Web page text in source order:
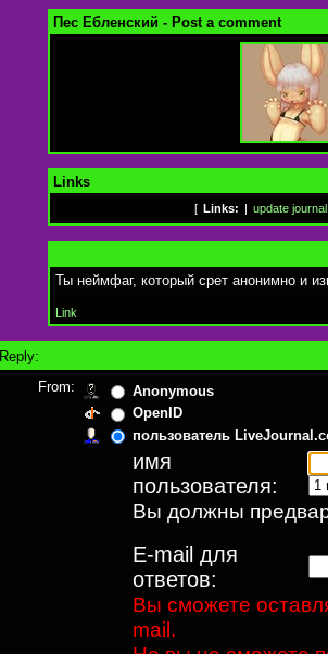
Пес Ебленский - Post a comment
Links
[ Links: update journal
Ты неймфаг, который срет анонимно и
Link
Reply:
From:
Anonymous
OpenID
пользователь
имя
пользователя:
Вы должны
E-mail для
ответов:
Вы сможете
mail.